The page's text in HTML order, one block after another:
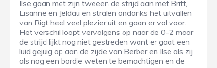
Ilse gaan met zijn tweeen de strijd aan met Britt,
Lisanne en Jeldau en stralen ondanks het uitvallen
van Rigt heel veel plezier uit en gaan er vol voor.
Het verschil loopt vervolgens op naar de 0-2 maar
de strijd lijkt nog niet gestreden want er gaat een
luid gejuig op aan de zijde van Berber en Ilse als zij
als nog een bordje weten te bemachtigen en de